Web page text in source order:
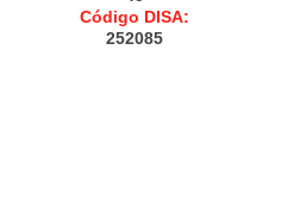
Código DISA:
252085